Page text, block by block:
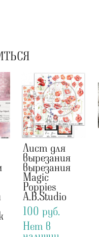
Лист для
вырезания
вырезания
Magic
Poppies
A.B.Studio
100 pуб.
Нет в